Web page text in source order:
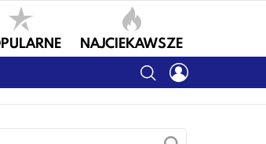
NAJCIEKAWSZE
SEARCH